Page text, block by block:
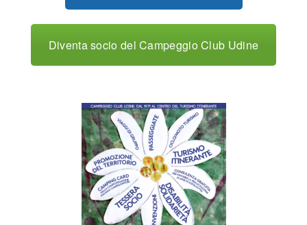
Diventa socio del Campeggio Club Udine